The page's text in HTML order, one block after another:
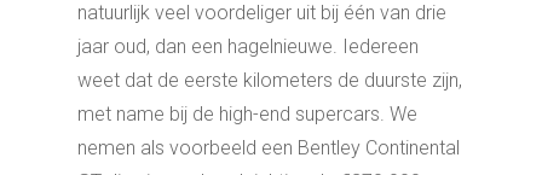
natuurlijk veel voordeliger uit bij één van drie
jaar oud, dan een hagelnieuwe. Iedereen
weet dat de eerste kilometers de duurste zijn,
met name bij de high-end supercars. We
nemen als voorbeeld een Bentley Continental